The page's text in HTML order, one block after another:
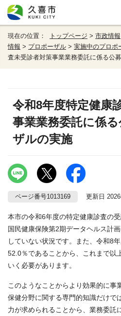
現在の位置： トップページ > 市政情報
情報 > プロポーザル > 実施中のプロポ
査未受診者対策事業業務委託に係る公
令和8年度特定健康
事業業務委託に係
ザルの実施
ページ番号1013169 更新日 2026
本市の令和6年度の特定健康診査の
国民健康保険第2期データヘルス計
していない状況です。また、令和8
52.0％であることから、これまで以
いく必要があります。
このようなことからより効果的に事
保健分野に関する専門的知識だけで
力が求められることから、業務委託